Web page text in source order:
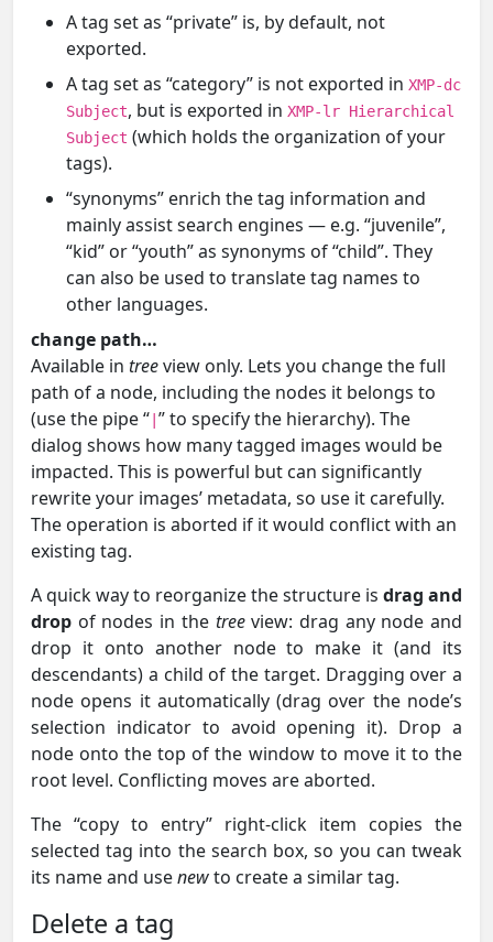
A tag set as “private” is, by default, not
exported.
A tag set as “category” is not exported in XMP-dc
Subject, but is exported in XMP-lr Hierarchical
Subject (which holds the organization of your
tags).
“synonyms” enrich the tag information and
mainly assist search engines — e.g. “juvenile”,
“kid” or “youth” as synonyms of “child”. They
can also be used to translate tag names to
other languages.
change path…
Available in treeview only. Lets you change the full
path of a node, including the nodes it belongs to
(use the pipe “ ” to specify the hierarchy). The
dialog shows how many tagged images would be
impacted. This is powerful but can significantly
rewrite your images’ metadata, so use it carefully.
The operation is aborted if it would conflict with an
existing tag.
A quick way to reorganize the structure is drag and
drop of nodes in the treeview: drag any node and
drop it onto another node to make it (and its
descendants) a child of the target. Dragging over a
node opens it automatically (drag over the node’s
selection indicator to avoid opening it). Drop a
node onto the top of the window to move it to the
root level. Conflicting moves are aborted.
The “copy to entry” right-click item copies the
selected tag into the search box, so you can tweak
its name and usenewto create a similar tag.
Delete a tag